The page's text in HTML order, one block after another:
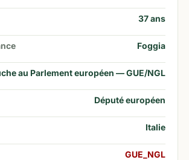
37ans
Foggia
au Parlement européen — GUE/NGL
Député européen
Italie
GUE_NGL